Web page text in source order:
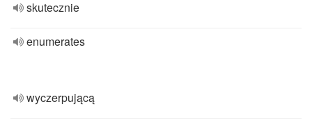
skutecznie
enumerates
wyczerpującą